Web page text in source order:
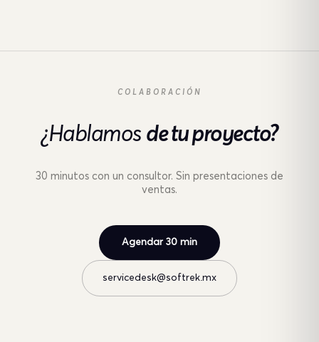
COLABORACIÓN
¿Hablamos de tu proyecto?
30 minutos con un consultor. Sin presentaciones de
ventas.
Agendar 30 min
servicedesk@softrek.mx